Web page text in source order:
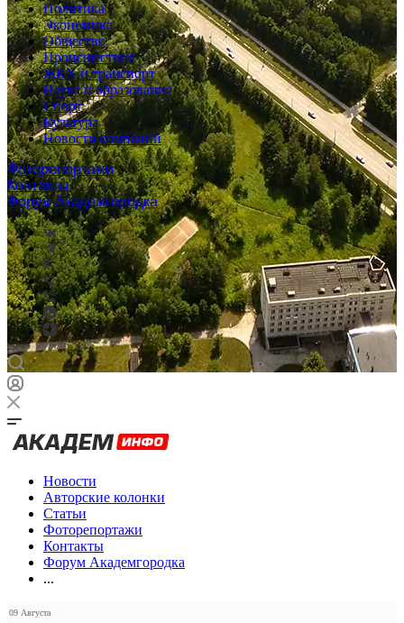
Политика
Экономика
Общество
Происшествия
ЖКХ и транспорт
Наука и образование
Спорт
Культура
Новости компаний
Фоторепортажи
Контакты
Форум Академгородка
Новости
Авторские колонки
Статьи
Фоторепортажи
Контакты
Форум Академгородка
...
09 Августа